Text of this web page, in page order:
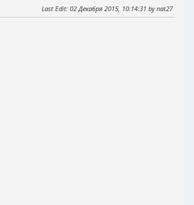
Last Edit: 02 Декабря 2015, 10:14:31 by nat27